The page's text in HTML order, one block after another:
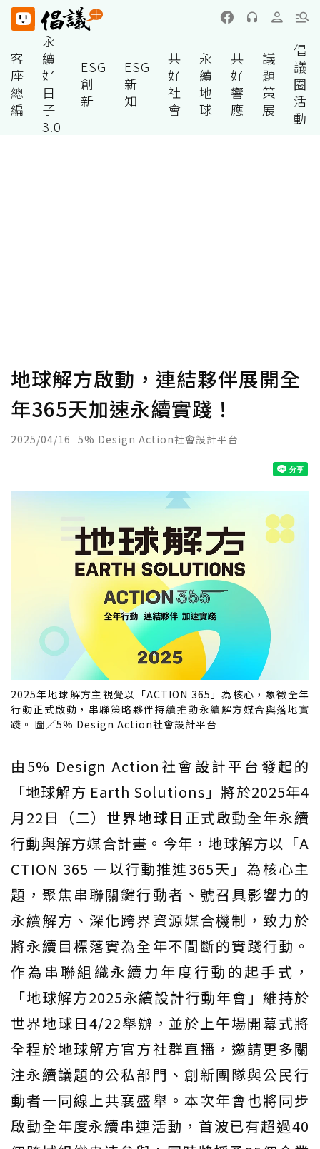
客
座
總
編
永
續
好
日
子
3.0
ESG
創
新
ESG
新
知
共
好
社
會
永
續
地
球
共
好
響
應
議
題
策
展
倡
議
圈
活
動
地球解方啟動，連結夥伴展開全
年365天加速永續實踐！
2025/04/16 5% Design Action社會設計平台
2025年地球解方主視覺以「ACTION 365」為核心，象徵全年
行動正式啟動，串聯策略夥伴持續推動永續解方媒合與落地實
踐。 圖／5% Design Action社會設計平台
由5% Design Action社會設計平台發起的
「地球解方 Earth Solutions」將於2025年4
月22日（二） 世界地球日 正式啟動全年永續
行動與解方媒合計畫。今年，地球解方以「A
CTION 365 —以行動推進365天」為核心主
題，聚焦串聯關鍵行動者、號召具影響力的
永續解方、深化跨界資源媒合機制，致力於
將永續目標落實為全年不間斷的實踐行動。
作為串聯組織永續力年度行動的起手式，
「地球解方2025永續設計行動年會」維持於
世界地球日4/22舉辦，並於上午場開幕式將
全程於地球解方官方社群直播，邀請更多關
注永續議題的公私部門、創新團隊與公民行
動者一同線上共襄盛舉。本次年會也將同步
啟動全年度永續串連活動，首波已有超過40